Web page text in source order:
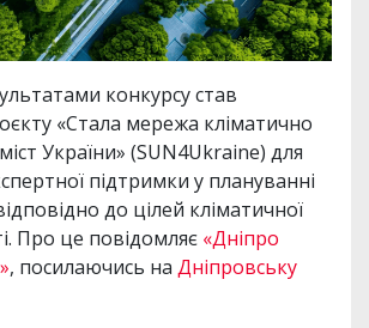
конкурсу став
«Стала мережа кліматично
України» (SUN4Ukraine) для
підтримки у плануванні
до цілей кліматичної
Про це повідомляє «Дніпро
, посилаючись на Дніпровську